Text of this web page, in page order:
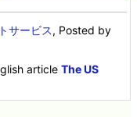
サービス, Posted by
articleThe US